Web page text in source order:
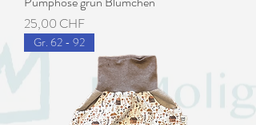
Preis
25,00 CHF
Gr. 62 - 92